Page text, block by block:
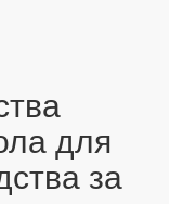
для
за